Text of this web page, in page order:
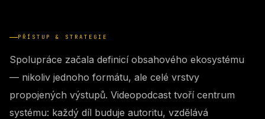
PŘÍSTUP & STRATEGIE
Spolupráce začala definicí obsahového ekosystému
— nikoliv jednoho formátu, ale celé vrstvy
propojených výstupů. Videopodcast tvoří centrum
systému: každý díl buduje autoritu, vzdělává